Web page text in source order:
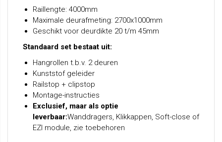
Raillengte: 4000mm
Maximale deurafmeting: 2700x1000mm
Geschikt voor deurdikte 20 t/m 45mm
Standaard set bestaat uit:
Hangrollen t.b.v. 2 deuren
Kunststof geleider
Railstop + clipstop
Montage-instructies
Exclusief, maar als optie
leverbaar:Wanddragers, Klikkappen, Soft-close of
EZI module, zie toebehoren